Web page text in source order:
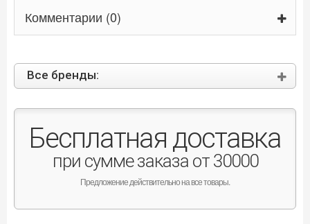
Комментарии (0)
Все бренды:
Бесплатная доставка
при сумме заказа от 30000
Предложение действительно на все товары.